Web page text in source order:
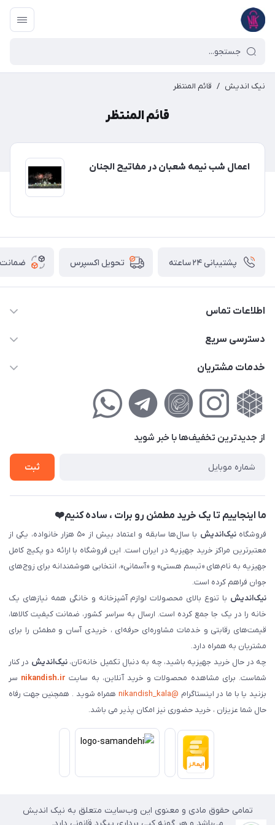
نیک اندیش / قائم المنتظر
قائم المنتظر
اعمال شب نیمه شعبان در مفاتیح الجنان
پشتیبانی ۲۴ ساعته تحویل اکسپرس ضمانت
اطلاعات تماس
02177111474
کوچه گلریز 4 غربی ، پلاک 13
دسترسی سریع
حساب کاربری
لیست محصولات
خدمات مشتریان
راهنمای‌خرید‌آنلاین
حریم خصوصی
فروش‌اقساطی
از جدید‌ترین تخفیف‌ها با‌ خبر شوید
ثبت
ما اینجاییم تا یک خرید مطمئن رو برات ، ساده کنیم❤️
فروشگاهنیک‌اندیش
با سال‌ها سابقه و اعتماد بیش از ۵۰ هزار خانواده، یکی از
معتبرترین مراکز خرید جهیزیه در ایران است. این فروشگاه با ارائه دو پکیج کامل
جهیزیه به نام‌های «تبسم هستی» و «آسمانی»، انتخابی هوشمندانه برای زوج‌های
جوان فراهم کرده است.
نیک‌اندیش با تنوع بالای محصولات لوازم آشپزخانه و خانگی همه نیازهای یک
خانه را در یک جا جمع کرده است. ارسال به سراسر کشور، ضمانت کیفیت کالاها،
قیمت‌های رقابتی و خدمات مشاوره‌ای حرفه‌ای ، خریدی آسان و مطمئن را برای
مشتریان به همراه دارد.
چه در حال خرید جهیزیه باشید، چه به دنبال تکمیل خانه‌تان،نیک‌اندیش در کنار
شماست. برای مشاهده محصولات و خرید آنلاین، به سایت nikandish.ir سر
بزنید یا با ما در اینستاگرام @nikandish_kala
همراه شوید . همچنین جهت رفاه
حال شما عزیزان ، خرید حضوری نیز امکان پذیر می باشد.
تمامی حقوق مادی و معنوی این وب‌سایت متعلق به نیک اندیش